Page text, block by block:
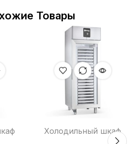
Товары
Холодильный шкаф